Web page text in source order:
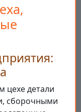
цехе детали
сборочными